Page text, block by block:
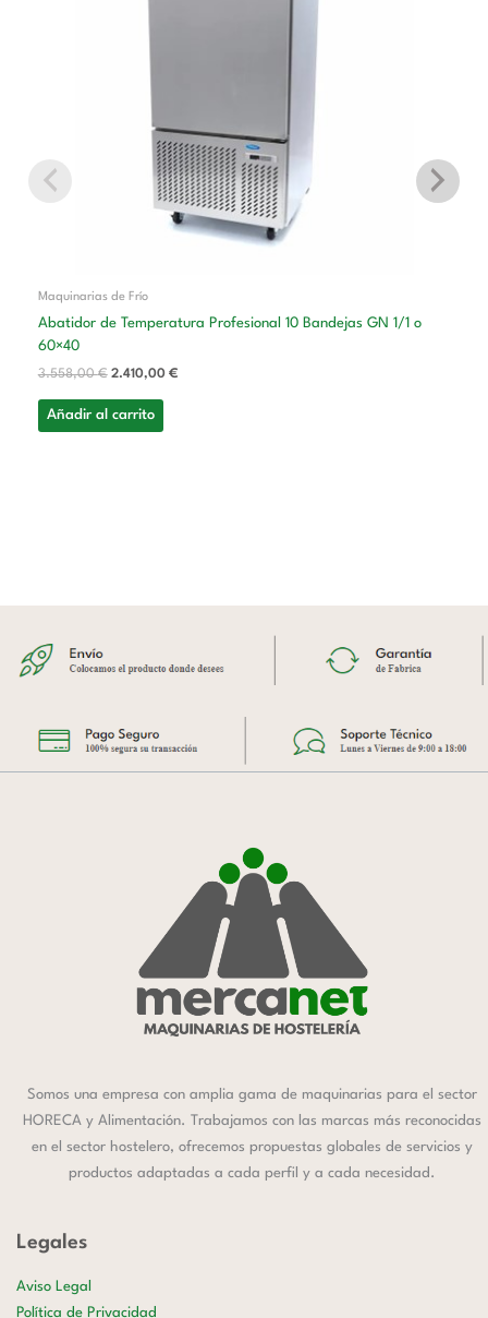
Maquinarias de Frío
Abatidor de Temperatura Profesional 10 Bandejas GN 1/1 o
60×40
3.558,00€ 2.410,00 €
Añadir al carrito
Somos una empresa con amplia gama de maquinarias para el sector
HORECA y Alimentación. Trabajamos con las marcas más reconocidas
en el sector hostelero, ofrecemos propuestas globales de servicios y
productos adaptadas a cada perfil y a cada necesidad.
Legales
Aviso Legal
Política de Privacidad